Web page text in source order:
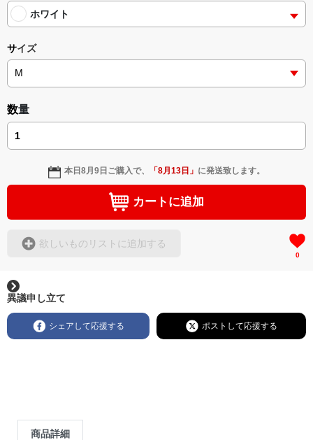
ホワイト
サイズ
数量
本日8月9日 ご購入で、 「8月13日 」 に発送致します。
カートに追加
欲しいものリストに追加する
0
異議申し立て
シェアして応援する ポストして応援する
商品詳細